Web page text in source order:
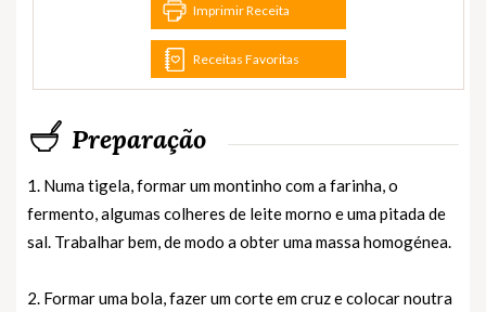
Imprimir Receita
Receitas Favoritas
Preparação
1. Numa tigela, formar um montinho com a farinha, o
fermento, algumas colheres de leite morno e uma pitada de
sal. Trabalhar bem, de modo a obter uma massa homogénea.
2. Formar uma bola, fazer um corte em cruz e colocar noutra